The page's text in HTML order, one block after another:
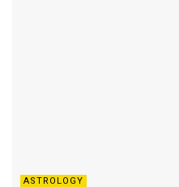
ASTROLOGY